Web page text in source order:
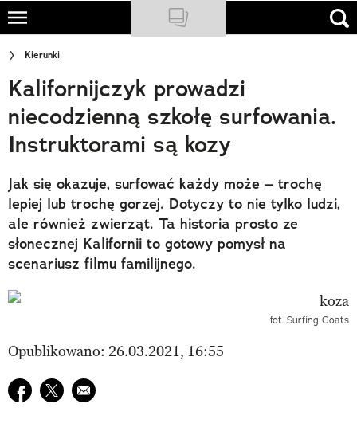
Skip
main
content
NATIONAL GEOGRAPHIC
TRAVELER
PODCASTY
Newsletter
Cuda Polski
Wielki Konkurs Fotograficzny
Trendbook Podróżniczy
Kierunki
Kalifornijczyk prowadzi
niecodzienną szkołę surfowania.
Instruktorami są kozy
Jak się okazuje, surfować każdy może – trochę
lepiej lub trochę gorzej. Dotyczy to nie tylko ludzi,
ale również zwierząt. Ta historia prosto ze
słonecznej Kalifornii to gotowy pomysł na
scenariusz filmu familijnego.
fot. Surfing Goats
Opublikowano: 26.03.2021, 16:55
Udostępnij na facebook
Udostępnij na twitter
E-mail do przyjaciela